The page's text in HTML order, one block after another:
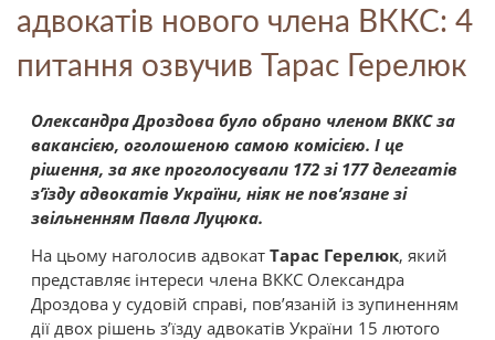
адвокатів нового члена ВККС: 4
питання озвучив Тарас Герелюк
Олександра Дроздова було обрано членом ВККС за
вакансією, оголошеною самою комісією. І це
рішення, за яке проголосували 172 зі 177 делегатів
з’їзду адвокатів України, ніяк не пов’язане зі
звільненням Павла Луцюка.
На цьому наголосив адвокат Тарас Герелюк, який
представляє інтереси члена ВККС Олександра
Дроздова у судовій справі, пов’язаній із зупиненням
дії двох рішень з’їзду адвокатів України 15 лютого